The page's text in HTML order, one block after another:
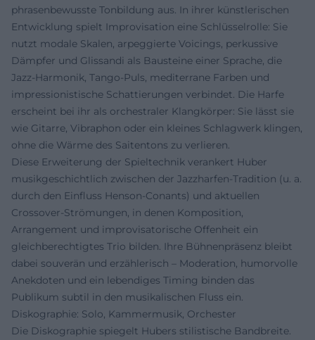
phrasenbewusste Tonbildung aus. In ihrer künstlerischen
Entwicklung spielt Improvisation eine Schlüsselrolle: Sie
nutzt modale Skalen, arpeggierte Voicings, perkussive
Dämpfer und Glissandi als Bausteine einer Sprache, die
Jazz-Harmonik, Tango-Puls, mediterrane Farben und
impressionistische Schattierungen verbindet. Die Harfe
erscheint bei ihr als orchestraler Klangkörper: Sie lässt sie
wie Gitarre, Vibraphon oder ein kleines Schlagwerk klingen,
ohne die Wärme des Saitentons zu verlieren.
Diese Erweiterung der Spieltechnik verankert Huber
musikgeschichtlich zwischen der Jazzharfen-Tradition (u. a.
durch den Einfluss Henson-Conants) und aktuellen
Crossover-Strömungen, in denen Komposition,
Arrangement und improvisatorische Offenheit ein
gleichberechtigtes Trio bilden. Ihre Bühnenpräsenz bleibt
dabei souverän und erzählerisch – Moderation, humorvolle
Anekdoten und ein lebendiges Timing binden das
Publikum subtil in den musikalischen Fluss ein.
Diskographie: Solo, Kammermusik, Orchester
Die Diskographie spiegelt Hubers stilistische Bandbreite.